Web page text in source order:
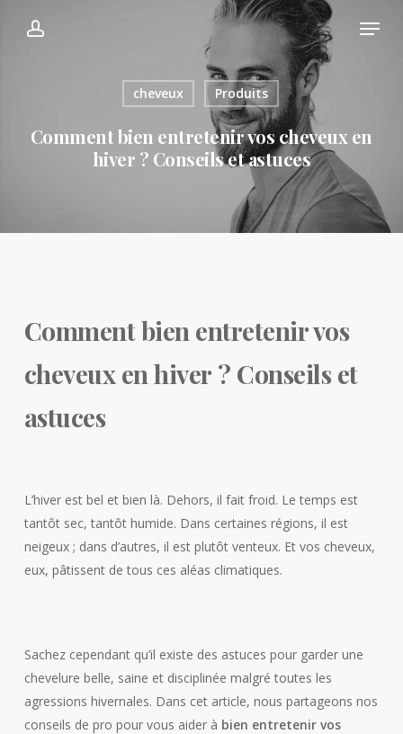
account Menu
cheveux Produits
Comment bien entretenir vos cheveux en
hiver ? Conseils et astuces
Comment bien entretenir vos
cheveux en hiver ? Conseils et
astuces
L’hiver est bel et bien là. Dehors, il fait froid. Le temps est
tantôt sec, tantôt humide. Dans certaines régions, il est
neigeux ; dans d’autres, il est plutôt venteux. Et vos cheveux,
eux, pâtissent de tous ces aléas climatiques.
Sachez cependant qu’il existe des astuces pour garder une
chevelure belle, saine et disciplinée malgré toutes les
agressions hivernales. Dans cet article, nous partageons nos
conseils de pro pour vous aider à bien entretenir vos